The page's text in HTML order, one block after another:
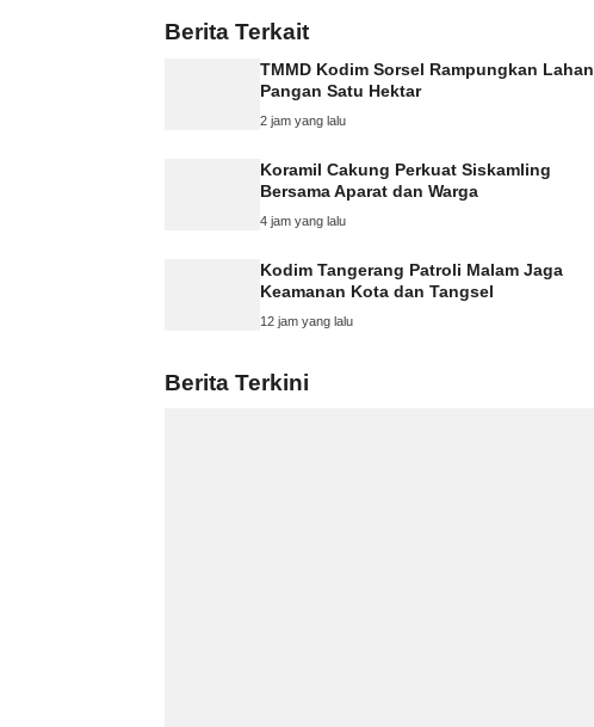
Berita Terkait
TMMD Kodim Sorsel Rampungkan Lahan
Pangan Satu Hektar
2 jam yang lalu
Koramil Cakung Perkuat Siskamling
Bersama Aparat dan Warga
4 jam yang lalu
Kodim Tangerang Patroli Malam Jaga
Keamanan Kota dan Tangsel
12 jam yang lalu
Berita Terkini